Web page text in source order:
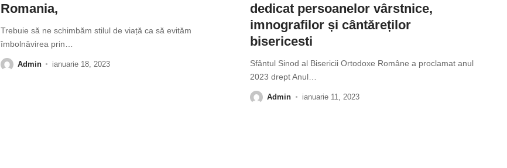
Romania,
Trebuie să ne schimbăm stilul de viață ca să evităm
îmbolnăvirea prin
Admin ianuarie 18, 2023
dedicat persoanelor vârstnice,
imnografilor și cântăreților
bisericesti
Sfântul Sinod al Bisericii Ortodoxe Române a proclamat anul
2023 drept Anul
Admin ianuarie 11, 2023